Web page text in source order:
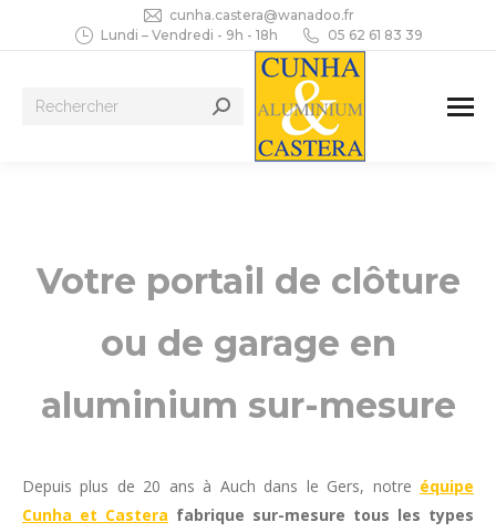
cunha.castera@wanadoo.fr
Lundi – Vendredi - 9h - 18h
05 62 61 83 39
Recherche
Votre portail de clôture
ou de garage en
aluminium sur-mesure
Depuis plus de 20 ans à Auch dans le Gers, notre équipe
Cunha et Castera fabrique sur-mesure tous les types